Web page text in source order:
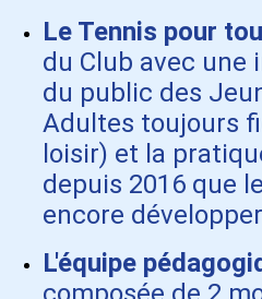
Le Tennis pour
du Club avec
du public des
Adultes toujours
loisir) et la
depuis 2016 que
encore
L'équipe